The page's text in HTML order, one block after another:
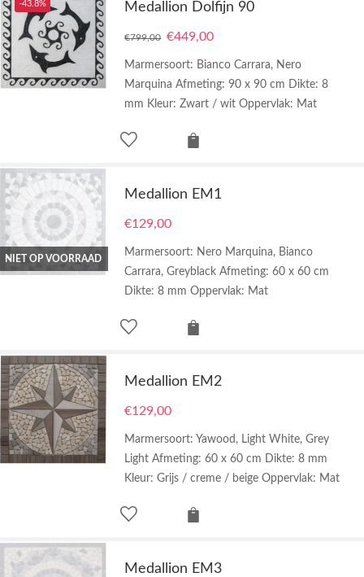
-43.8% Medallion Dolfijn 90
€799,00 €449,00
Marmersoort: Bianco Carrara, Nero
Marquina Afmeting: 90 x 90 cm Dikte: 8
mm Kleur: Zwart / wit Oppervlak: Mat
NIET OP VOORRAAD
Medallion EM1
€129,00
Marmersoort: Nero Marquina, Bianco
Carrara, Greyblack Afmeting: 60 x 60 cm
Dikte: 8 mm Oppervlak: Mat
Medallion EM2
€129,00
Marmersoort: Yawood, Light White, Grey
Light Afmeting: 60 x 60 cm Dikte: 8 mm
Kleur: Grijs / creme / beige Oppervlak: Mat
Medallion EM3